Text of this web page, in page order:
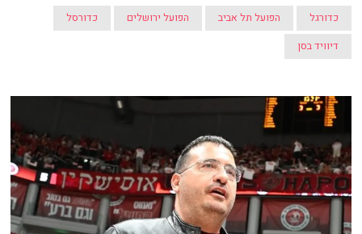
כדורגל הפועל תל אביב הפועל ירושלים
כדורסל
דיוויד בסן